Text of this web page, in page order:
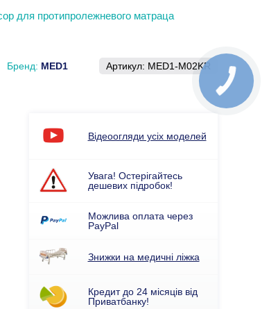
для протипролежневого матраца
Бренд: MED1 Артикул: MED1-M02KR
Відеоогляди усіх моделей
Увага! Остерігайтесь
дешевих підробок!
Можлива оплата через
PayPal
Знижки на медичні ліжка
Кредит до 24 місяців від
Приватбанку!